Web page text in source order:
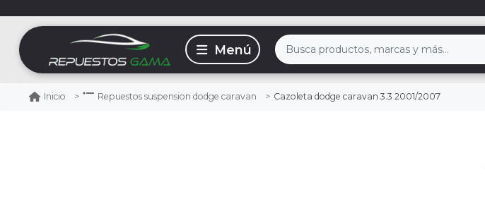
Inicio Repuestos suspension dodge caravan Cazoleta dodge caravan 3.3 2001/2007